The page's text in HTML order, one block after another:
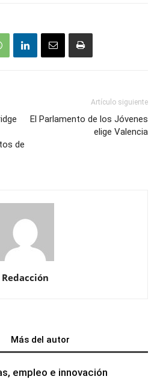
de
Artículo siguiente
El Parlamento de los Jóvenes
elige Valencia
Redacción
Más del autor
empleo e innovación